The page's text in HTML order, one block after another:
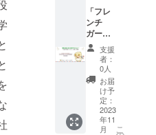
予防による
間接的な救
３．再生医
療による患
者の直接的
な救済、さ
らに発病
（再発）の
ポー
ト。 例
えば、
ポカポ
カ成分
のショ
ウガ
オール
は、ウ
ルトラ
生姜よ
りも大
利用し
た環境
に優し
いサプ
リメン
ト。巨
峰ブド
ウ発祥
の地、
福岡県
久留米
「フレ
ンチ
ガー
リック
のめざ
Premiu
m」×１
箱＋
IonaFre
eサンプ
ル×１枚
支援
者：
0人
お届
け予
定：
2023
年11
月
こ